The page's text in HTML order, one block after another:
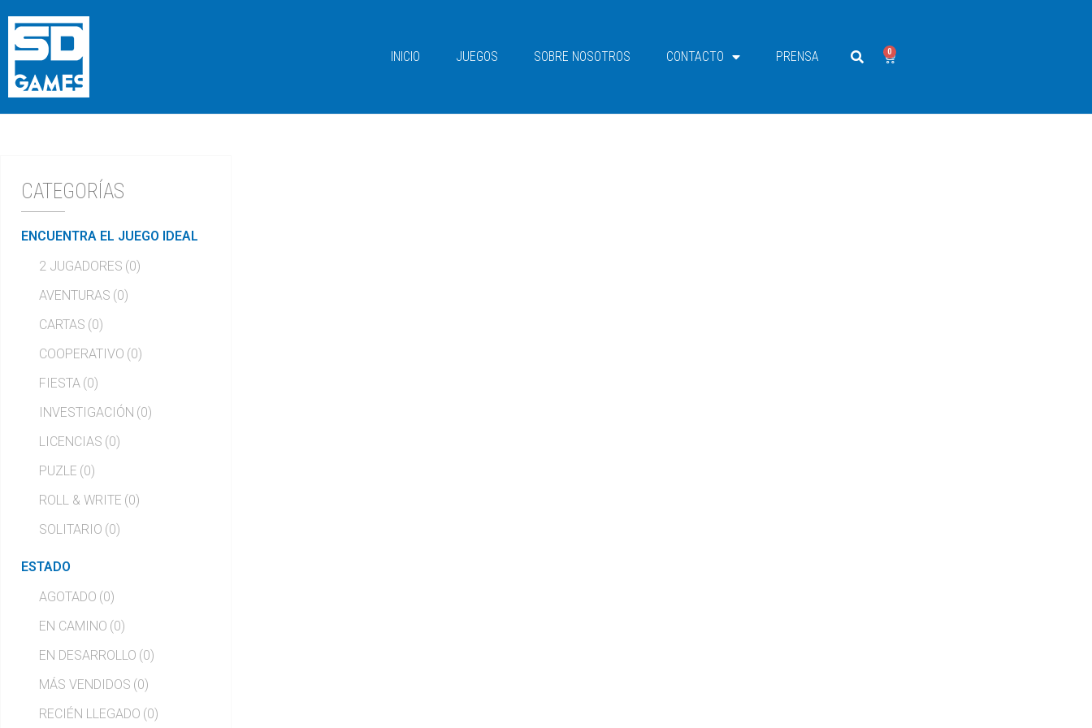
INICIO JUEGOS SOBRE NOSOTROS CONTACTO PRENSA 0
CATEGORÍAS
ENCUENTRA EL JUEGO IDEAL
2 JUGADORES (0)
AVENTURAS (0)
CARTAS (0)
COOPERATIVO (0)
FIESTA (0)
INVESTIGACIÓN (0)
LICENCIAS (0)
PUZLE (0)
ROLL & WRITE (0)
SOLITARIO (0)
ESTADO
AGOTADO (0)
EN CAMINO (0)
EN DESARROLLO (0)
MÁS VENDIDOS (0)
RECIÉN LLEGADO (0)